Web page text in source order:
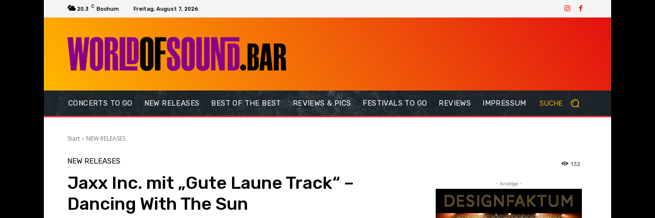
20.3 C Bochum Freitag, August 7, 2026
CONCERTS TO GO NEW RELEASES BEST OF THE BEST REVIEWS & PICS FESTIVALS TO GO REVIEWS IMPRESSUM SUCHE
Start NEW RELEASES
NEW RELEASES
Jaxx Inc. mit „Gute Laune Track“ –
Dancing With The Sun
132
- Anzeige -